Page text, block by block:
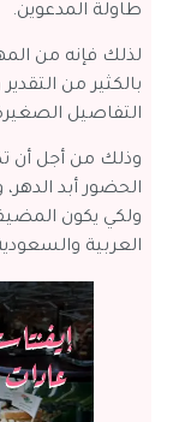
طاولة المدعوين.
لذلك فإنه من
بالكثير من التقدير
التفاصيل الصغيرة
وذلك من أجل أن
الحضور أبد الدهر،
ولكي يكون
العربية والسعودية